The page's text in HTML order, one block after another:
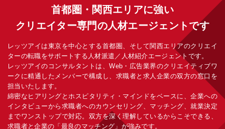
首都圏・関西エリアに強い
クリエイター専門の人材エージェントです
レッツアイは東京を中心とする首都圏、そして関西エリアのクリエイ
ターの転職をサポートする人材派遣／人材紹介エージェントです。
レッツアイのコンサルタントは、Web・広告業界のクリエイティブワ
ークに精通したメンバーで構成し、求職者と求人企業の双方の窓口を
担当いたします。
綿密なヒアリングとホスピタリティ・マインドをベースに、企業への
インタビューから求職者へのカウンセリング、マッチング、就業決定
までワンストップで対応。双方を深く理解しているからこそできる、
求職者と企業の「最良のマッチング」が強みです。